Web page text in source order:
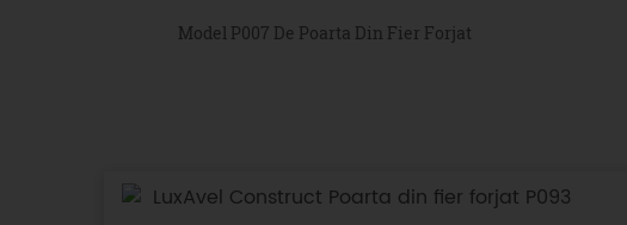
Model P007 De Poarta Din Fier Forjat
LuxAvel Construct Poarta din fier forjat P093